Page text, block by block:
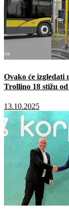
Ovako će izgledati
Trollino 18 stižu
13.10.2025